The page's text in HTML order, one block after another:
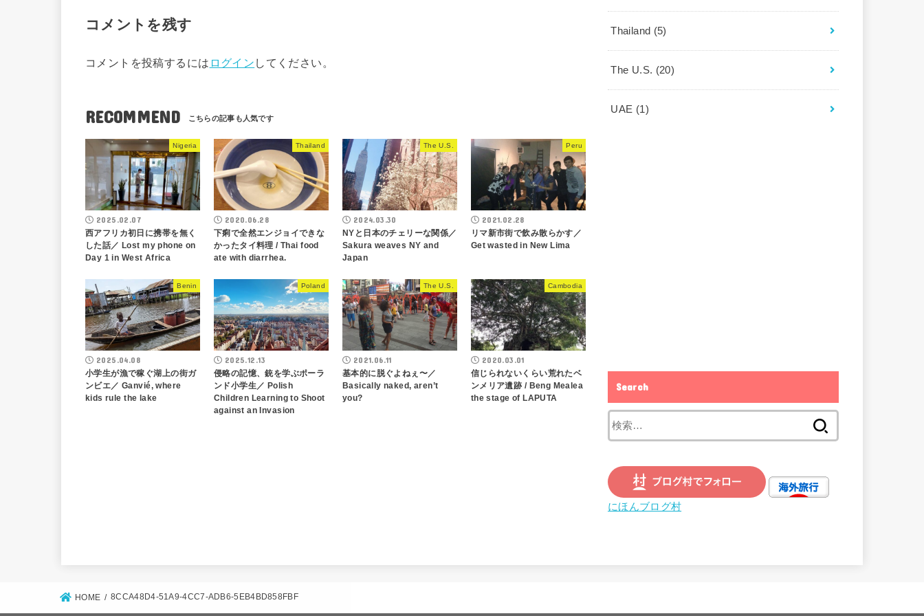
コメントを残す
コメントを投稿するには ログイン してください。
RECOMMEND
Nigeria
2025.02.07
西アフリカ初日に携帯を無く
した話／ Lost my phone on
Day 1 in West Africa
Thailand
2020.06.28
下痢で全然エンジョイできな
かったタイ料理 / Thai food
ate with diarrhea.
The U.S.
2024.03.30
NYと日本のチェリーな関係／
Sakura weaves NY and
Japan
Peru
2021.02.28
リマ新市街で飲み散らかす／
Get wasted in New Lima
Benin
2025.04.08
小学生が漁で稼ぐ湖上の街ガ
ンビエ／ Ganvié, where
kids rule the lake
Poland
2025.12.13
侵略の記憶、銃を学ぶポーラ
ンド小学生／ Polish
Children Learning to Shoot
against an Invasion
The U.S.
2021.06.11
基本的に脱ぐよねぇ〜／
Basically naked, aren’t
you?
Cambodia
2020.03.01
信じられないくらい荒れたベ
ンメリア遺跡 / Beng Mealea
the stage of LAPUTA
Thailand (5)
The U.S. (20)
UAE (1)
Search
索:
にほんブログ村
HOME 8CCA48D4-51A9-4CC7-ADB6-5EB4BD858FBF